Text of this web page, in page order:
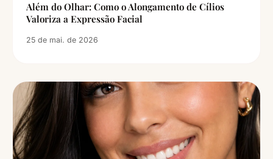
Além do Olhar: Como o Alongamento de Cílios
Valoriza a Expressão Facial
25 de mai. de 2026